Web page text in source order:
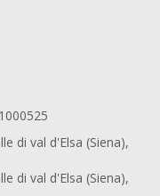
di val d'Elsa (Siena),
di val d'Elsa (Siena),